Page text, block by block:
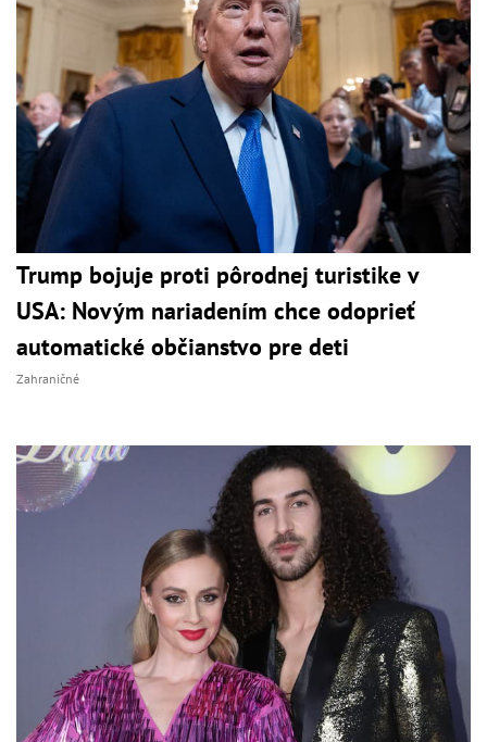
Trump bojuje proti pôrodnej turistike v
USA: Novým nariadením chce odoprieť
automatické občianstvo pre deti
Zahraničné